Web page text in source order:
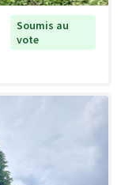
Soumis au
vote